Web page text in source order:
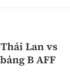
Lan vs
B AFF